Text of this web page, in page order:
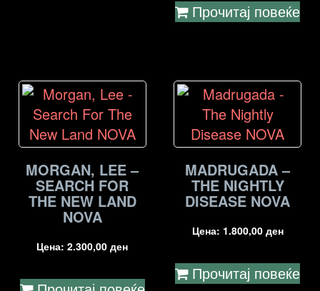
Прочитај повеќе
MORGAN, LEE –
SEARCH FOR
THE NEW LAND
NOVA
Цена:2.300,00ден
MADRUGADA –
THE NIGHTLY
DISEASE NOVA
Цена: 1.800,00 ден
Прочитај повеќе